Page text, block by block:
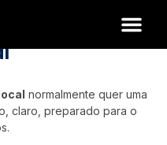
normalmente quer uma
claro, preparado para o